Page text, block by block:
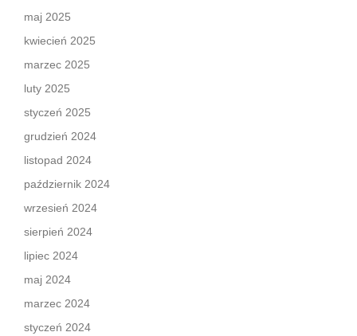
maj 2025
kwiecień 2025
marzec 2025
luty 2025
styczeń 2025
grudzień 2024
listopad 2024
październik 2024
wrzesień 2024
sierpień 2024
lipiec 2024
maj 2024
marzec 2024
styczeń 2024